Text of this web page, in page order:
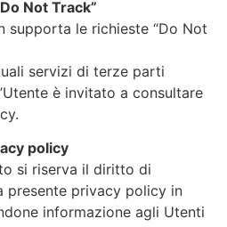
Not Track”
supporta le richieste “Do Not
servizi di terze parti
è invitato a consultare
policy
si riserva il diritto di
presente privacy policy in
informazione agli Utenti